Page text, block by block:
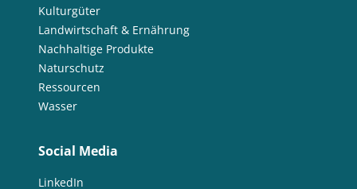
Kulturgüter
Landwirtschaft & Ernährung
Nachhaltige Produkte
Naturschutz
Ressourcen
Wasser
Social Media
LinkedIn